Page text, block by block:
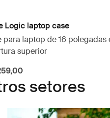
Logic laptop case
para laptop de 16 polegadas
superior
setores